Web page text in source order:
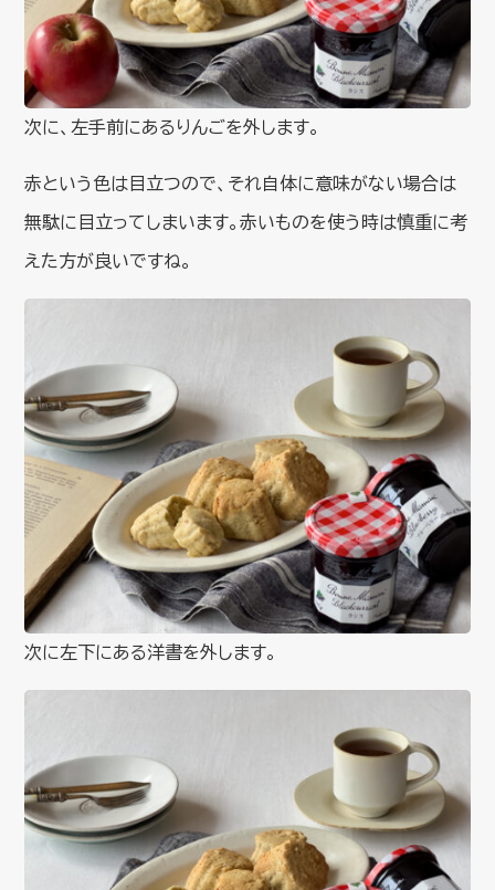
次に、左手前にあるりんごを外します。
赤という色は目立つので、それ自体に意味がない場合は
無駄に目立ってしまいます。赤いものを使う時は慎重に考
えた方が良いですね。
次に左下にある洋書を外します。